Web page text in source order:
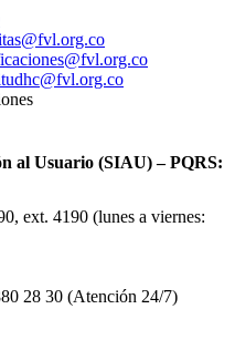
al Usuario (SIAU) – PQRS:
ext. 4190 (lunes a viernes:
28 30 (Atención 24/7)